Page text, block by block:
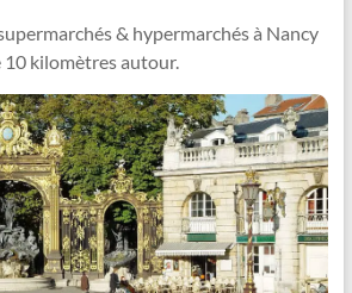
i
d
e
o
& hypermarchés à Nancy
10 kilomètres autour.